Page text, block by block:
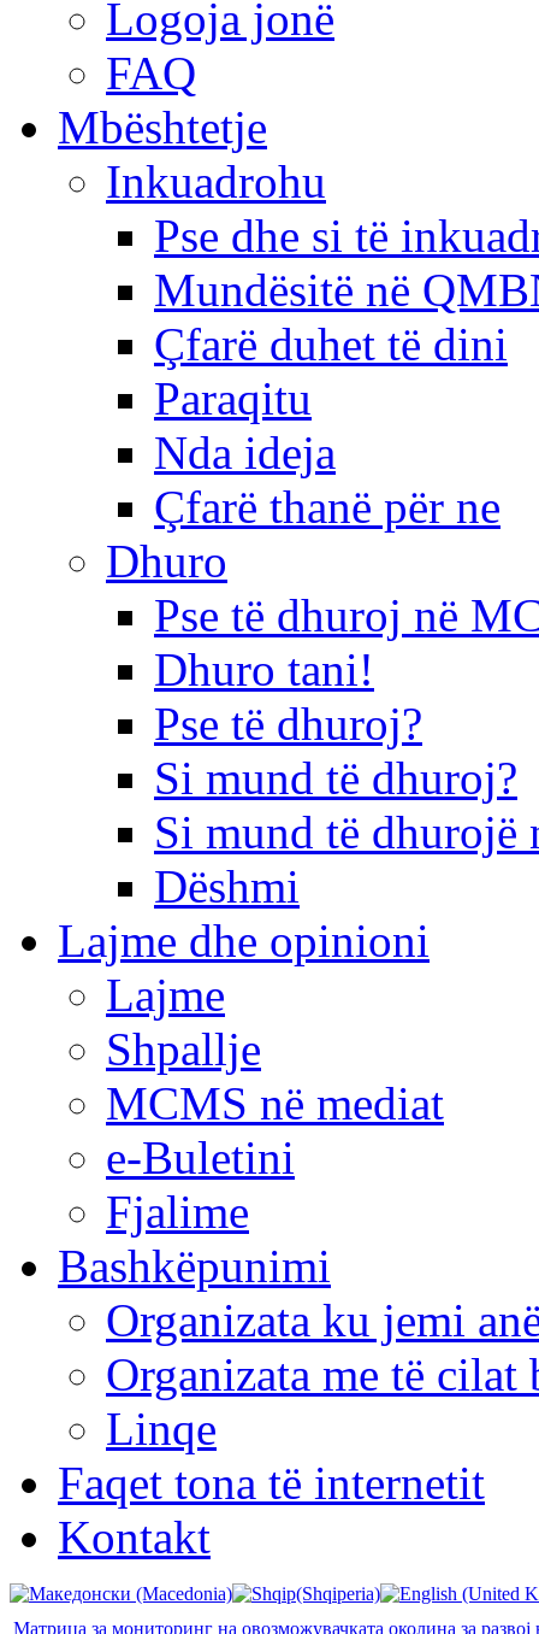
Logoja jonë
FAQ
Mbështetje
Inkuadrohu
Pse dhe si të
Mundësitë në
Çfarë duhet të dini
Paraqitu
Nda ideja
Çfarë thanë për ne
Dhuro
Pse të dhuroj në
Dhuro tani!
Pse të dhuroj?
Si mund të dhuroj?
Si mund të dhurojë
Dëshmi
Lajme dhe opinioni
Lajme
Shpallje
MCMS në mediat
e-Buletini
Fjalime
Bashkëpunimi
Organizata ku jemi
Organizata me të cilat
Linqe
Faqet tona të internetit
Kontakt
Матрица за мониторинг на овозможувачката околина за развој